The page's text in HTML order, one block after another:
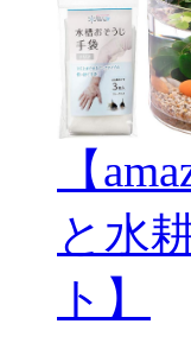
【
と水
ト】